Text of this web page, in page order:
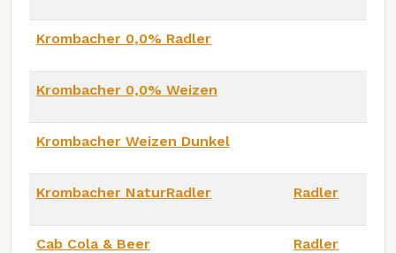
Krombacher 0,0% Radler
Krombacher 0,0% Weizen
Krombacher Weizen Dunkel
Krombacher NaturRadler Radler
Cab Cola & Beer Radler